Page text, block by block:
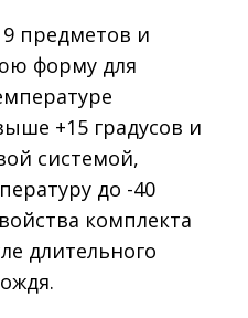
предметов и
форму для
+15 градусов и
системой,
до -40
комплекта
длительного